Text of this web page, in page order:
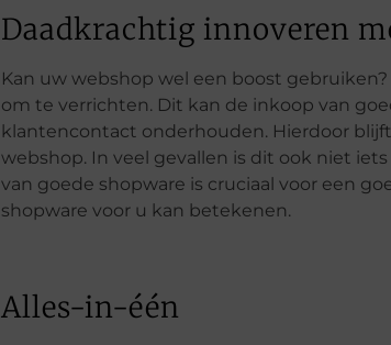
Daadkrachtig innoveren
Kan uw webshop wel een boost
om te verrichten. Dit kan de inkoop van
klantencontact onderhouden. Hierdoor
webshop. In veel gevallen is dit ook niet
van goede shopware is cruciaal voor een
shopware voor u kan betekenen.
Alles-in-één